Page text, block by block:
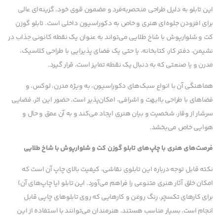
این تابلو به دلیل طراحی منحصربه‌فرد و مضمون قوی خود، گزینه‌ای عالی
برای افزودن جلوه‌ای هنری و خاص به دکوراسیون داخلی است. تابلو گوزن
کت و شلوارپوش با شاخ طلایی می‌تواند به عنوان یک نقطه کانونی جذاب در
نشیمن، دفتر کار، کتابخانه، یا حتی یک فضای پذیرایی با طراحی کلاسیک،
مدرن و یا صنعتی که به دنبال یک نقطه تمایز است، قرار گیرد.
هماهنگی آن با انواع سبک‌های دکوراسیون، به ویژه مدرن، لوکس، و
فضاهای با طراحی باابهت و اشرافی، امکان‌پذیر است. حضور این اثر، فضایی
سرشار از وقار، شخصیت و بیان هنری ایجاد می‌کند و به آن عمق و حال و
هوایی خاص می‌بخشد.
فرصت‌های هنری با چاپ‌های تابلو گوزن کت و شلوارپوش با شاخ طلایی
نکته قابل توجه درباره این تابلوی نقاشی، کیفیت بالای چاپ آن است که
امکان خلق آثار هنری متنوعی را فراهم می‌آورد. این تابلو (یا چاپ‌های آن)
برای کارهای تکسچر، رنگ روغن و کارهایی که روی تابلوهای چاپی قابل
انجام است، بسیار مناسب هستند. هنرمندان می‌توانند با استفاده از این